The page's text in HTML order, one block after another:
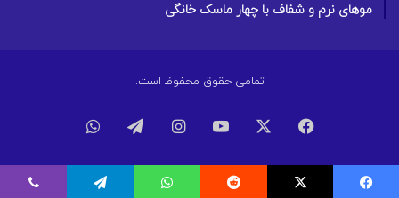
موهای نرم و شفاف با چهار ماسک خانگی
تمامی حقوق محفوظ است.
فیسبوک ایکسیوتیوباینستاگرامتلگرامواتس
آپ